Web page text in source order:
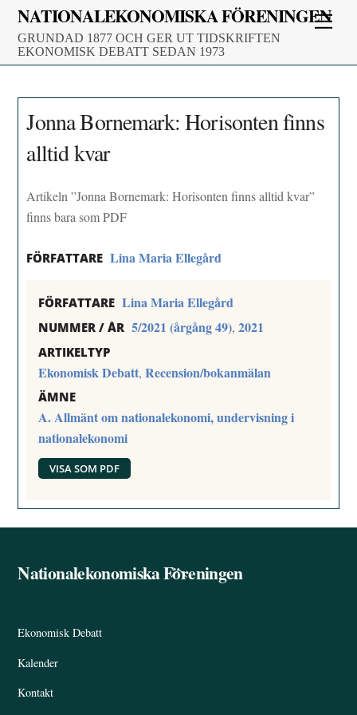
Skip
content
NATIONALEKONOMISKA FÖRENINGEN
GRUNDAD 1877 OCH GER UT TIDSKRIFTEN
EKONOMISK DEBATT SEDAN 1973
Jonna Bornemark: Horisonten finns
alltid kvar
Artikeln ”Jonna Bornemark: Horisonten finns alltid kvar”
finns bara som PDF
FÖRFATTARE Lina Maria Ellegård
FÖRFATTARE Lina Maria Ellegård
NUMMER / ÅR 5/2021 (årgång 49),2021
ARTIKELTYP
Ekonomisk Debatt,Recension/bokanmälan
ÄMNE
A. Allmänt om nationalekonomi, undervisning i
nationalekonomi
VISA SOM PDF
Back
Nationalekonomiska Föreningen
Ekonomisk Debatt
Kalender
Kontakt